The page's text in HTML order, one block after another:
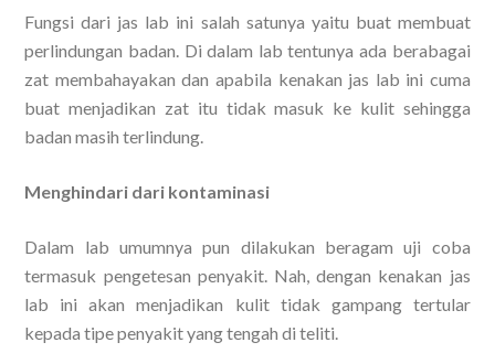
Fungsi dari jas lab ini salah satunya yaitu buat membuat
perlindungan badan. Di dalam lab tentunya ada berabagai
zat membahayakan dan apabila kenakan jas lab ini cuma
buat menjadikan zat itu tidak masuk ke kulit sehingga
badan masih terlindung.
Menghindari dari kontaminasi
Dalam lab umumnya pun dilakukan beragam uji coba
termasuk pengetesan penyakit. Nah, dengan kenakan jas
lab ini akan menjadikan kulit tidak gampang tertular
kepada tipe penyakit yang tengah di teliti.